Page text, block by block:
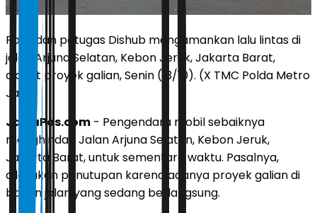
Polisi dan petugas Dishub mengamankan lalu lintas di
jalan Arjuna Selatan, Kebon Jeruk, Jakarta Barat,
akibat proyek galian, Senin (13/10). (X TMC Polda Metro
Jaya)
JawaPos.com - Pengendara mobil sebaiknya
menghindari Jalan Arjuna Selatan, Kebon Jeruk,
Jakarta Barat, untuk sementara waktu. Pasalnya,
dilakukan penutupan karena adanya proyek galian di
badan jalan yang sedang berlangsung.